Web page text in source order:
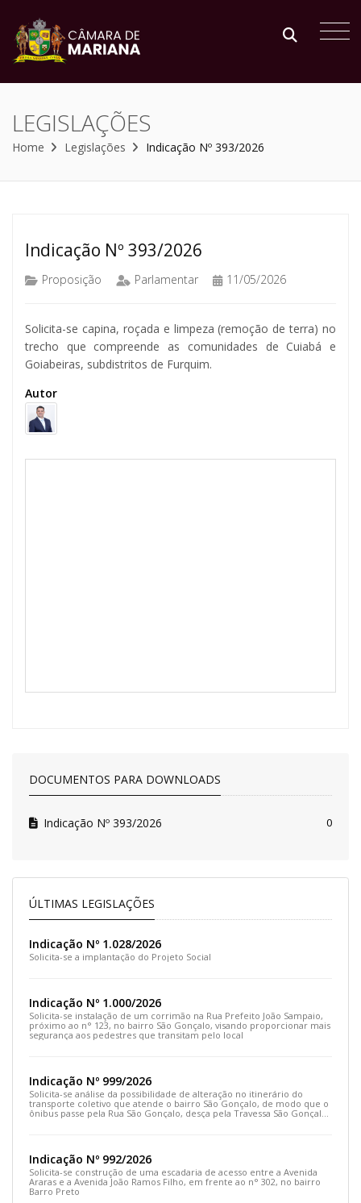
LEGISLAÇÕES
Home Legislações Indicação Nº 393/2026
Indicação Nº 393/2026
Proposição Parlamentar 11/05/2026
Solicita-se capina, roçada e limpeza (remoção de terra) no
trecho que compreende as comunidades de Cuiabá e
Goiabeiras, subdistritos de Furquim.
Autor
DOCUMENTOS PARA DOWNLOADS
Indicação Nº 393/2026 0
ÚLTIMAS LEGISLAÇÕES
Indicação Nº 1.028/2026
Solicita-se a implantação do Projeto Social
Indicação Nº 1.000/2026
Solicita-se instalação de um corrimão na Rua Prefeito João Sampaio,
próximo ao n° 123, no bairro São Gonçalo, visando proporcionar mais
segurança aos pedestres que transitam pelo local
Indicação Nº 999/2026
Solicita-se análise da possibilidade de alteração no itinerário do
transporte coletivo que atende o bairro São Gonçalo, de modo que o
ônibus passe pela Rua São Gonçalo, desça pela Travessa São Gonçalo
Indicação Nº 992/2026
Solicita-se construção de uma escadaria de acesso entre a Avenida
Araras e a Avenida João Ramos Filho, em frente ao n° 302, no bairro
Barro Preto